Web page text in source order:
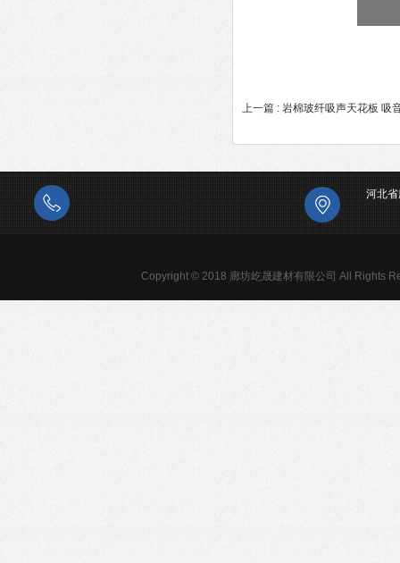
上一篇 : 岩棉玻纤吸声天花板 吸
河北
Copyright © 2018 廊坊屹晟建材有限公司 All Rights